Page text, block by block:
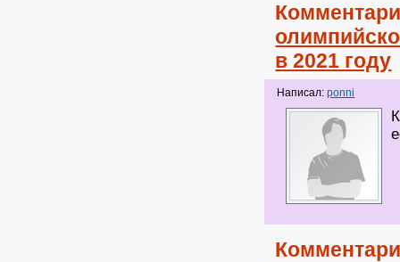
в 2021 году
Написал:ponni